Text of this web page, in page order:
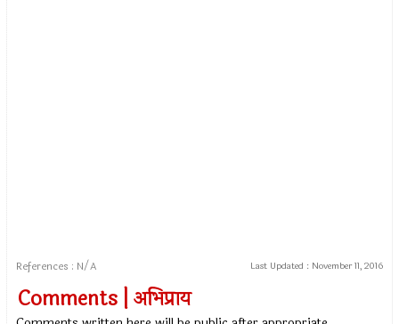
References : N/A Last Updated : November 11, 2016
Comments | अभिप्राय